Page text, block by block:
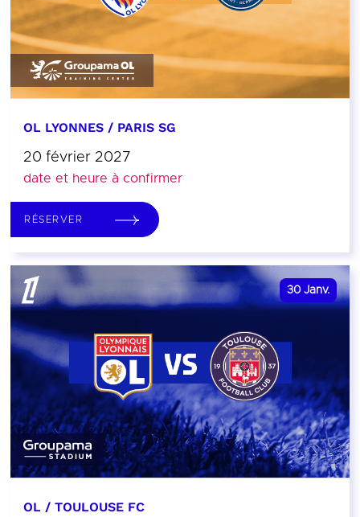
OL LYONNES / PARIS SG
20 février 2027
date et heure à confirmer
RÉSERVER
30 Janv.
OL / TOULOUSE FC